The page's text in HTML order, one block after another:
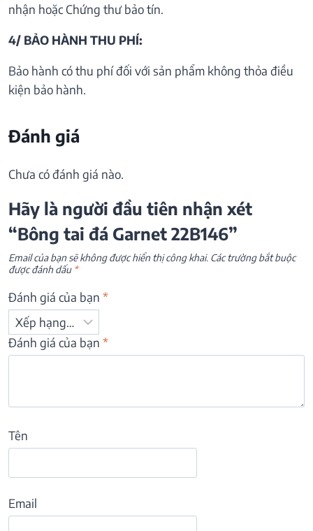
nhận hoặc Chứng thư bảo tín.
4/ BẢO HÀNH THU PHÍ:
Bảo hành có thu phí đối với sản phẩm không thỏa điều
kiện bảo hành.
Đánh giá
Chưa có đánh giá nào.
Hãy là người đầu tiên nhận xét
“Bông tai đá Garnet 22B146”
Email của bạn sẽ không được hiển thị công khai. Các trường bắt buộc
được đánh dấu *
Đánh giá của bạn *
Đánh giá của bạn *
Tên
Email